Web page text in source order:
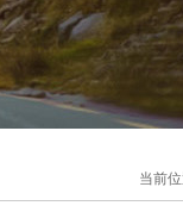
当前位